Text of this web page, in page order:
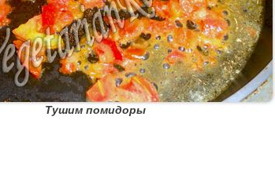
Тушим помидоры